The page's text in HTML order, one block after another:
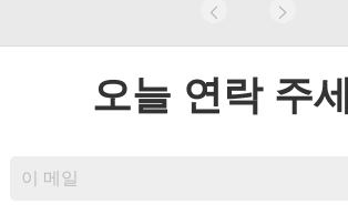
오늘 연락 주